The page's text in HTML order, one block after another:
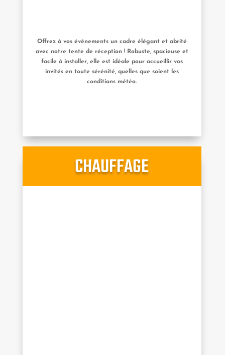
Offrez à vos événements un cadre élégant et abrité
avec notre tente de réception ! Robuste, spacieuse et
facile à installer, elle est idéale pour accueillir vos
invités en toute sérénité, quelles que soient les
conditions météo.
CHAUFFAGE